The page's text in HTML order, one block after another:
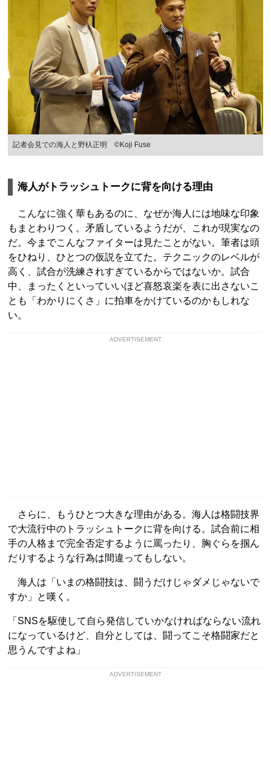
記者会見での海人と野杁正明 ©Koji Fuse
海人がトラッシュトークに背を向ける理由
こんなに強く華もあるのに、なぜか海人には地味な印象
もまとわりつく。矛盾しているようだが、これが現実なの
だ。今までこんなファイターは見たことがない。筆者は頭
をひねり、ひとつの仮説を立てた。テクニックのレベルが
高く、試合が洗練されすぎているからではないか。試合
中、まったくといっていいほど喜怒哀楽を表に出さないこ
とも「わかりにくさ」に拍車をかけているのかもしれな
い。
ADVERTISEMENT
さらに、もうひとつ大きな理由がある。海人は格闘技界
で大流行中のトラッシュトークに背を向ける。試合前に相
手の人格まで完全否定するように罵ったり、胸ぐらを掴ん
だりするような行為は間違ってもしない。
海人は「いまの格闘技は、闘うだけじゃダメじゃないで
すか」と嘆く。
「SNSを駆使して自ら発信していかなければならない流れ
になっているけど、自分としては、闘ってこそ格闘家だと
思うんですよね」
ADVERTISEMENT